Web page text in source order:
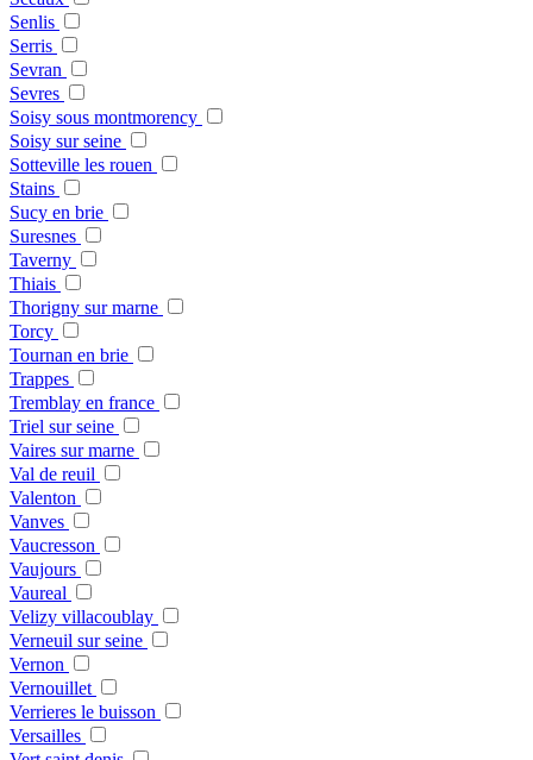
Senlis
Serris
Sevran
Sevres
Soisy sous montmorency
Soisy sur seine
Sotteville les rouen
Stains
Sucy en brie
Suresnes
Taverny
Thiais
Thorigny sur marne
Torcy
Tournan en brie
Trappes
Tremblay en france
Triel sur seine
Vaires sur marne
Val de reuil
Valenton
Vanves
Vaucresson
Vaujours
Vaureal
Velizy villacoublay
Verneuil sur seine
Vernon
Vernouillet
Verrieres le buisson
Versailles